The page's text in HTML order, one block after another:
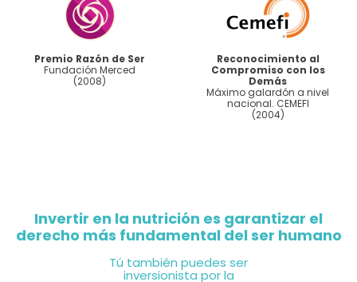
Premio Razón de Ser
Fundación Merced
(2008)
Reconocimiento al
Compromiso con los
Demás
Máximo galardón a nivel
nacional. CEMEFI
(2004)
Invertir en la nutrición es garantizar el
derecho más fundamental del ser humano
Tú también puedes ser
inversionista por la